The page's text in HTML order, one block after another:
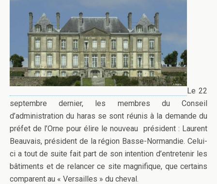
Le 22
septembre dernier, les membres du Conseil
d’administration du haras se sont réunis à la demande du
préfet de l’Orne pour élire le nouveau président : Laurent
Beauvais, président de la région Basse-Normandie. Celui-
ci a tout de suite fait part de son intention d’entretenir les
bâtiments et de relancer ce site magnifique, que certains
comparent au « Versailles » du cheval.